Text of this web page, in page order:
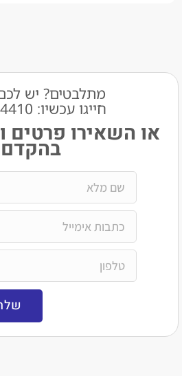
מתלבטים? יש לכם שאלה?
חייגו עכשיו: 0526444410​
פרטים
בהקדם!
שלח/י טופס